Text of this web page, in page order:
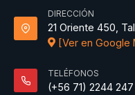
DIRECCIÓN
21 Oriente 450,
[Ver en Google
TELÉFONOS
(+56 71) 2244 247